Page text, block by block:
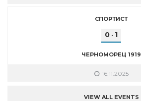
СПОРТИСТ
0 - 1
ЧЕРНОМОРЕЦ 1919
16.11.2025
VIEW ALL EVENTS